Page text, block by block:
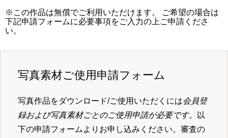
※この作品は無償でご利用いただけます。 ご希望の場合は
下記申請フォームに必要事項をご入力の上ご申請くださ
い。
写真素材ご使用申請フォーム
写真作品をダウンロード/ご使用いただくには会員登
録および写真素材ごとのご使用申請が必要です。以
下の申請フォームよりお申し込みください。審査の